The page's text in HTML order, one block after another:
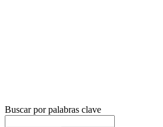
Buscar por palabras clave